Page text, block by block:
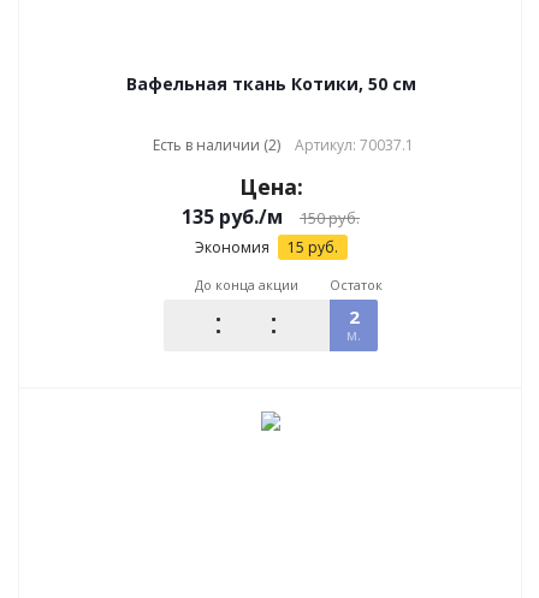
Вафельная ткань Котики, 50 см
Есть в наличии (2) Артикул: 70037.1
Цена:
135 руб./м 150руб.
Экономия 15 руб.
До конца акции Остаток
2
м.